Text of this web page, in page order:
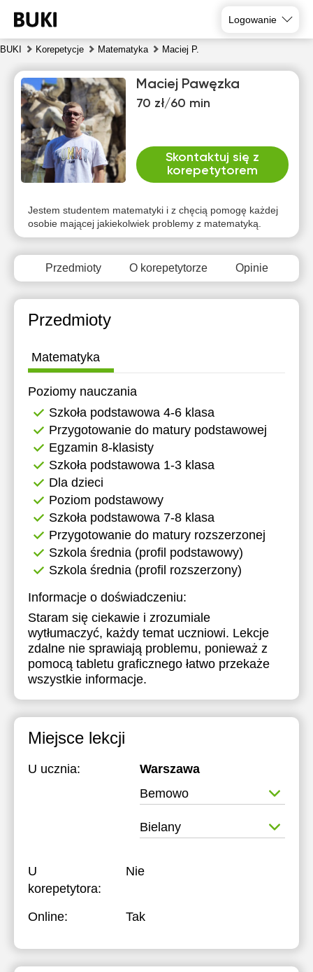
Logowanie
BUKI Korepetycje Matematyka Maciej P.
Maciej Pawęzka
70 zł/60 min
Skontaktuj się z
korepetytorem
Jestem studentem matematyki i z chęcią pomogę każdej
osobie mającej jakiekolwiek problemy z matematyką.
Przedmioty O korepetytorze Opinie
Przedmioty
Matematyka
Poziomy nauczania
Szkoła podstawowa 4-6 klasa
Przygotowanie do matury podstawowej
Egzamin 8-klasisty
Szkoła podstawowa 1-3 klasa
Dla dzieci
Poziom podstawowy
Szkoła podstawowa 7-8 klasa
Przygotowanie do matury rozszerzonej
Szkola średnia (profil podstawowy)
Szkola średnia (profil rozszerzony)
Informacje o doświadczeniu:
Staram się ciekawie i zrozumiale
wytłumaczyć, każdy temat uczniowi. Lekcje
zdalne nie sprawiają problemu, ponieważ z
pomocą tabletu graficznego łatwo przekaże
wszystkie informacje.
Miejsce lekcji
U ucznia:
Warszawa
Bemowo
Bielany
U
korepetytora:
Nie
Online: Tak
6
7
8
9
10
11
Brak
dostępnych
terminów
14:30
15:00
15:30
16:00
17:00
17:30
18:00
18:30
19:00
19:30
20:00
20:30
21:00
10:30
11:00
13:00
13:30
14:00
15:00
15:30
16:00
16:30
17:00
17:30
18:00
18:30
20:30
21:00
10:30
11:00
13:00
13:30
14:00
15:00
15:30
16:00
16:30
17:00
17:30
18:00
18:30
20:30
21:00
Brak
dostępnych
terminów
Brak
dostępnych
terminów